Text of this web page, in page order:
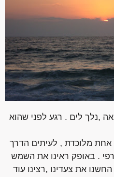
,נלך לים . רגע לפני שהוא
אחת מלוכדת , לעיתים הדרך
. באופק ראינו את השמש
את צעדינו ,רצינו עוד